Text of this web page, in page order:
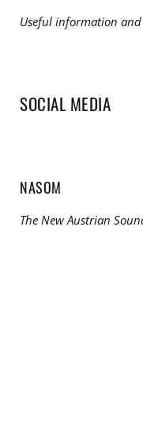
Useful information
SOCIAL MEDIA
NASOM
The New Austrian